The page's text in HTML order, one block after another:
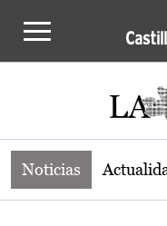
Noticias de la
Noticias